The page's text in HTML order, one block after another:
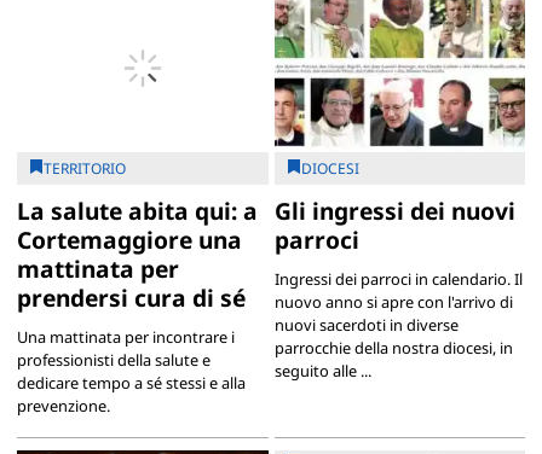
TERRITORIO
La salute abita qui: a
Cortemaggiore una
mattinata per
prendersi cura di sé
Una mattinata per incontrare i
professionisti della salute e
dedicare tempo a sé stessi e alla
prevenzione.
DIOCESI
Gli ingressi dei nuovi
parroci
Ingressi dei parroci in calendario. Il
nuovo anno si apre con l'arrivo di
nuovi sacerdoti in diverse
parrocchie della nostra diocesi, in
seguito alle ...